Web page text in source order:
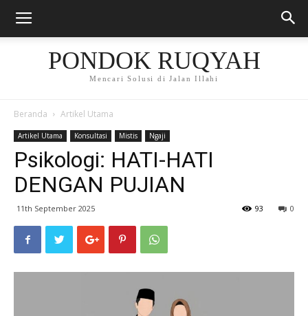
PONDOK RUQYAH
Mencari Solusi di Jalan Illahi
Beranda Artikel Utama
Artikel Utama Konsultasi Mistis Ngaji
Psikologi: HATI-HATI
DENGAN PUJIAN
11th September 2025 0
93